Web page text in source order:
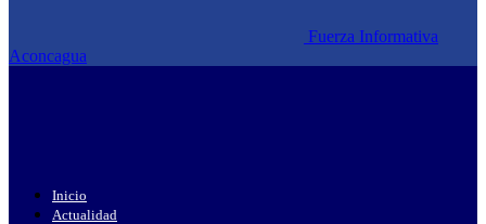
Fuerza Informativa
Aconcagua
Inicio
Actualidad